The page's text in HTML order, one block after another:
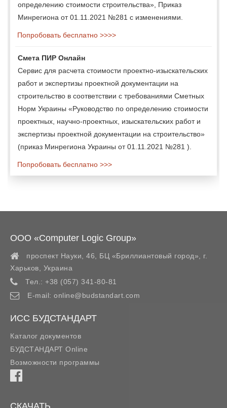
определению стоимости строительства», Приказ
Минрегиона от 01.11.2021 №281 с изменениями.
Попробовать бесплатно >>>>
Смета ПИР Онлайн
Сервис для расчета стоимости проектно-изыскательских
работ и экспертизы проектной документации на
строительство в соответствии с требованиями Сметных
Норм Украины «Руководство по определению стоимости
проектных, научно-проектных, изыскательских работ и
экспертизы проектной документации на строительство»
(приказ Минрегиона Украины от 01.11.2021 №281 ).
Попробовать бесплатно >>>
ООО «Computer Logic Group»
проспект Науки, 46, БЦ «Бриллиантовый город»,
г.
Харьков
Украина
Тел.: +38 (057) 341-80-81
E-mail: online@budstandart.com
ИСС БУДСТАНДАРТ
Каталог документов
БУДСТАНДАРТ Online
Возможности программы
СКАЧАТЬ